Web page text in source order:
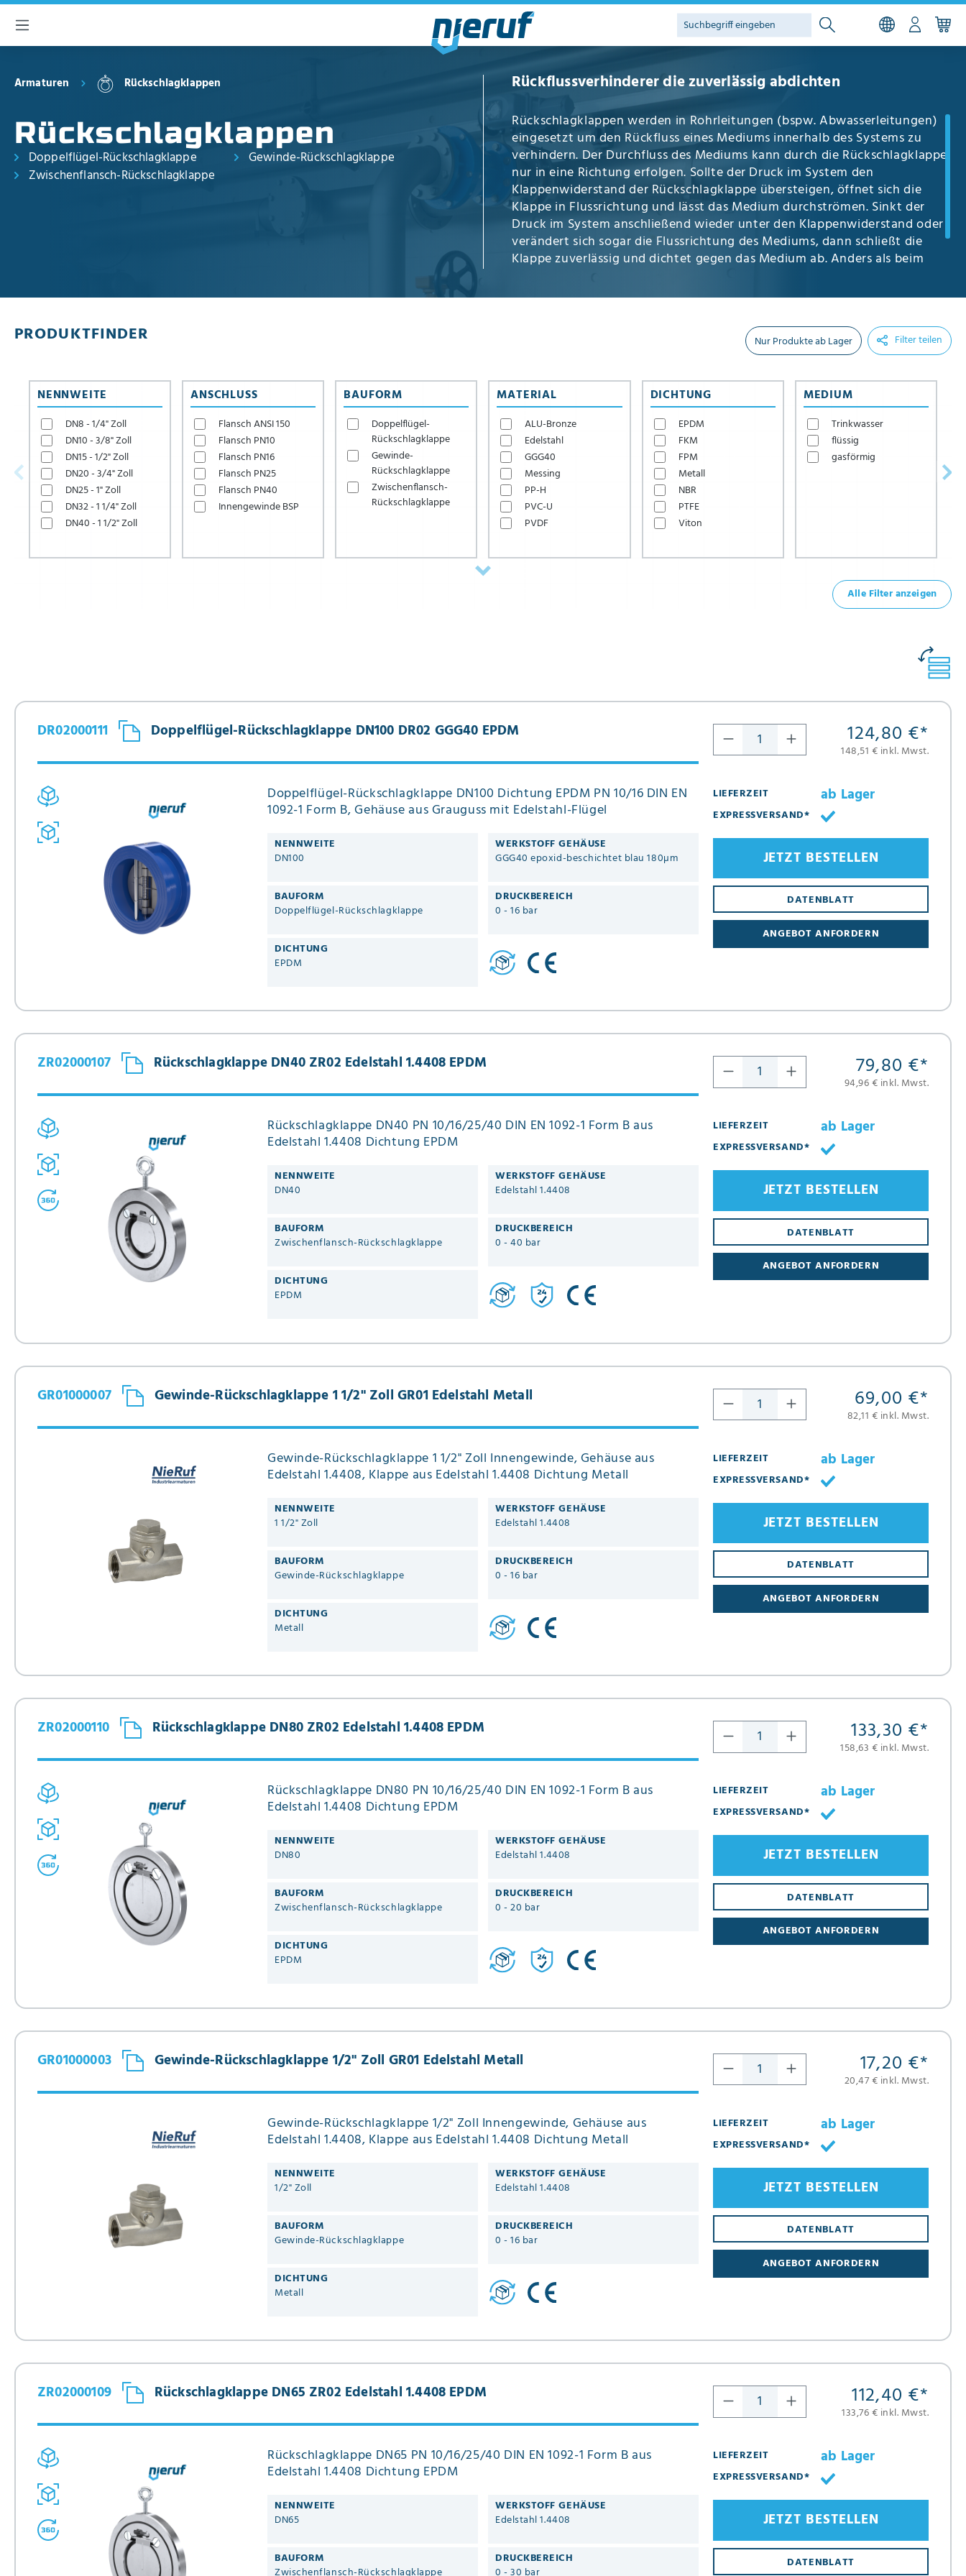
springen
Armaturen Rückschlagklappen
Rückschlagklappen
Doppelflügel-Rückschlagklappe
Gewinde-Rückschlagklappe
Zwischenflansch-Rückschlagklappe
Rückflussverhinderer die zuverlässig abdichten
Rückschlagklappen werden in Rohrleitungen (bspw. Abwasserleitungen)
eingesetzt um den Rückfluss eines Mediums innerhalb des Systems zu
verhindern. Der Durchfluss des Mediums kann durch die Rückschlagklappe
nur in eine Richtung erfolgen. Sollte der Druck im System den
Klappenwiderstand der Rückschlagklappe übersteigen, öffnet sich die
Klappe in Flussrichtung und lässt das Medium durchströmen. Sinkt der
Druck im System anschließend wieder unter den Klappenwiderstand oder
verändert sich sogar die Flussrichtung des Mediums, dann schließt die
Klappe zuverlässig und dichtet gegen das Medium ab. Anders als beim
automatisch über den Druck und Durchfluss des Mediums.
PRODUKTFINDER Nur Produkte ab Lager Filter teilen
NENNWEITE
DN8 - 1/4" Zoll
DN10 - 3/8" Zoll
DN15 - 1/2" Zoll
DN20 - 3/4" Zoll
DN25 - 1" Zoll
DN32 - 1 1/4" Zoll
DN40 - 1 1/2" Zoll
DN65 - 2 1/2" Zoll
DN400 - 16" Zoll
DN450 - 18" Zoll
DN500 - 20" Zoll
ANSCHLUSS
Flansch ANSI 150
Flansch PN10
Flansch PN16
Flansch PN25
Flansch PN40
Innengewinde BSP
BAUFORM
Doppelflügel-
Rückschlagklappe
Gewinde-
Rückschlagklappe
Zwischenflansch-
Rückschlagklappe
MATERIAL
ALU-Bronze
Edelstahl
GGG40
Messing
PP-H
PVC-U
PVDF
DICHTUNG
EPDM
FKM
FPM
Metall
NBR
PTFE
Viton
MEDIUM
Trinkwasser
flüssig
gasförmig
Alle Filter anzeigen
Doppelflügel-Rückschlagklappe DN100 DR02 GGG40 EPDM
DR02000111
Doppelflügel-Rückschlagklappe DN100 Dichtung EPDM PN 10/16 DIN EN
1092-1 Form B, Gehäuse aus Grauguss mit Edelstahl-Flügel
NENNWEITE
DN100
BAUFORM
Doppelflügel-Rückschlagklappe
DICHTUNG
EPDM
WERKSTOFF GEHÄUSE
GGG40 epoxid-beschichtet blau 180µm
DRUCKBEREICH
0 - 16 bar
124,80 €*
148,51 € inkl. Mwst.
LIEFERZEIT ab Lager
EXPRESSVERSAND*
ANGEBOT ANFORDERN
DATENBLATT
JETZT BESTELLEN
Rückschlagklappe DN40 ZR02 Edelstahl 1.4408 EPDM
ZR02000107
Rückschlagklappe DN40 PN 10/16/25/40 DIN EN 1092-1 Form B aus
Edelstahl 1.4408 Dichtung EPDM
NENNWEITE
DN40
BAUFORM
Zwischenflansch-Rückschlagklappe
DICHTUNG
EPDM
WERKSTOFF GEHÄUSE
Edelstahl 1.4408
DRUCKBEREICH
0 - 40 bar
79,80 €*
94,96 € inkl. Mwst.
LIEFERZEIT ab Lager
EXPRESSVERSAND*
ANGEBOT ANFORDERN
DATENBLATT
JETZT BESTELLEN
Gewinde-Rückschlagklappe 1 1/2" Zoll GR01 Edelstahl Metall
GR01000007
Gewinde-Rückschlagklappe 1 1/2" Zoll Innengewinde, Gehäuse aus
Edelstahl 1.4408, Klappe aus Edelstahl 1.4408 Dichtung Metall
NENNWEITE
1 1/2" Zoll
BAUFORM
Gewinde-Rückschlagklappe
DICHTUNG
Metall
WERKSTOFF GEHÄUSE
Edelstahl 1.4408
DRUCKBEREICH
0 - 16 bar
69,00 €*
82,11 € inkl. Mwst.
LIEFERZEIT ab Lager
EXPRESSVERSAND*
ANGEBOT ANFORDERN
DATENBLATT
JETZT BESTELLEN
Rückschlagklappe DN80 ZR02 Edelstahl 1.4408 EPDM
ZR02000110
Rückschlagklappe DN80 PN 10/16/25/40 DIN EN 1092-1 Form B aus
Edelstahl 1.4408 Dichtung EPDM
NENNWEITE
DN80
BAUFORM
Zwischenflansch-Rückschlagklappe
DICHTUNG
EPDM
WERKSTOFF GEHÄUSE
Edelstahl 1.4408
DRUCKBEREICH
0 - 20 bar
133,30 €*
158,63 € inkl. Mwst.
LIEFERZEIT ab Lager
EXPRESSVERSAND*
ANGEBOT ANFORDERN
DATENBLATT
JETZT BESTELLEN
Gewinde-Rückschlagklappe 1/2" Zoll GR01 Edelstahl Metall
GR01000003
Gewinde-Rückschlagklappe 1/2" Zoll Innengewinde, Gehäuse aus
Edelstahl 1.4408, Klappe aus Edelstahl 1.4408 Dichtung Metall
NENNWEITE
1/2" Zoll
BAUFORM
Gewinde-Rückschlagklappe
DICHTUNG
Metall
WERKSTOFF GEHÄUSE
Edelstahl 1.4408
DRUCKBEREICH
0 - 16 bar
17,20 €*
20,47 € inkl. Mwst.
LIEFERZEIT ab Lager
EXPRESSVERSAND*
ANGEBOT ANFORDERN
DATENBLATT
JETZT BESTELLEN
Rückschlagklappe DN65 ZR02 Edelstahl 1.4408 EPDM
ZR02000109
Rückschlagklappe DN65 PN 10/16/25/40 DIN EN 1092-1 Form B aus
Edelstahl 1.4408 Dichtung EPDM
NENNWEITE
DN65
BAUFORM
Zwischenflansch-Rückschlagklappe
WERKSTOFF GEHÄUSE
Edelstahl 1.4408
DRUCKBEREICH
0 - 30 bar
112,40 €*
133,76 € inkl. Mwst.
LIEFERZEIT ab Lager
EXPRESSVERSAND*
DATENBLATT
JETZT BESTELLEN